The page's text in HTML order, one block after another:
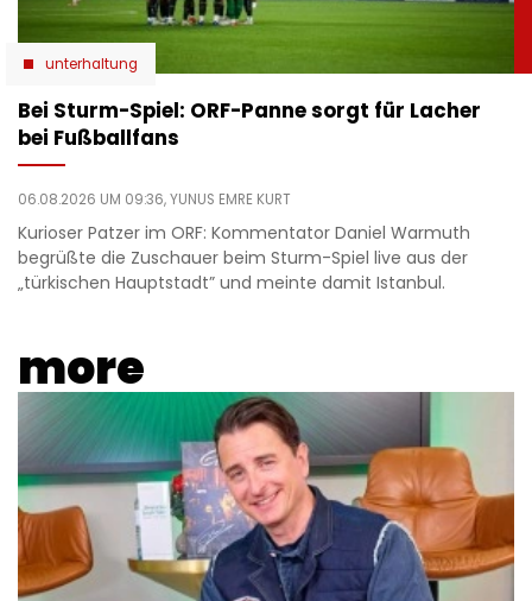
unterhaltung
Bei Sturm-Spiel: ORF-Panne sorgt für Lacher
bei Fußballfans
06.08.2026 UM 09:36,YUNUS EMRE KURT
Kurioser Patzer im ORF: Kommentator Daniel Warmuth
begrüßte die Zuschauer beim Sturm-Spiel live aus der
„türkischen Hauptstadt” und meinte damit Istanbul.
more